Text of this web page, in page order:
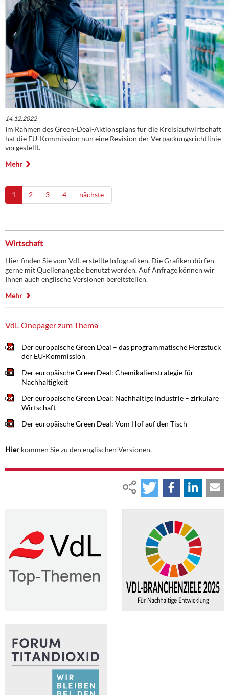
14.12.2022
Im Rahmen des Green-Deal-Aktionsplans für die Kreislaufwirtschaft
hat die EU-Kommission nun eine Revision der Verpackungsrichtlinie
vorgestellt.
Mehr
1 2 3 4 nächste
Wirtschaft
Hier finden Sie vom VdL erstellte Infografiken. Die Grafiken dürfen
gerne mit Quellenangabe benutzt werden. Auf Anfrage können wir
Ihnen auch englische Versionen bereitstellen.
Mehr
VdL-Onepager zum Thema
Der europäische Green Deal – das programmatische Herzstück
der EU-Kommission
Der europäische Green Deal: Chemikalienstrategie für
Nachhaltigkeit
Der europäische Green Deal: Nachhaltige Industrie – zirkuläre
Wirtschaft
Der europäische Green Deal: Vom Hof auf den Tisch
Hier kommen Sie zu den englischen Versionen.